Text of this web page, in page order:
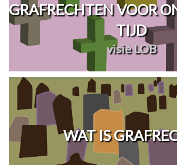
GRAFRECHTEN VOOR
TIJD
visie LOB
WAT IS